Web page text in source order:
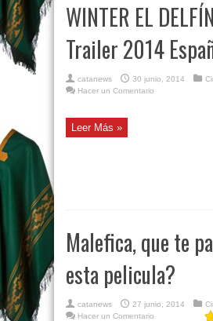
WINTER EL
Trailer 2014
catanews 30 junio, 2014
Hacer un Comentario
Leer Más »
Malefica, que te
esta pelicula?
catanews 27 junio, 2014
Hacer un Comentario